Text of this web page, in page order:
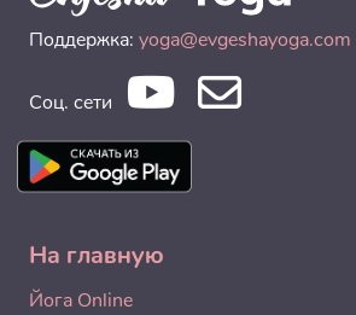
Поддержка: yoga@evgeshayoga.com
Соц. сети
На главную
Йога Online